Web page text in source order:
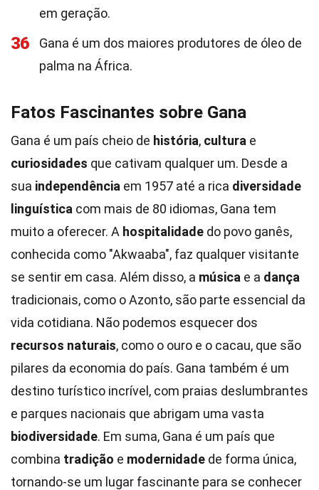
em geração.
36
Gana é um dos maiores produtores de óleo de
palma na África.
Fatos Fascinantes sobre Gana
Gana é um país cheio de história, cultura e
curiosidades que cativam qualquer um. Desde a
sua independência em 1957 até a rica diversidade
linguística com mais de 80 idiomas, Gana tem
muito a oferecer. A hospitalidade do povo ganês,
conhecida como "Akwaaba", faz qualquer visitante
se sentir em casa. Além disso, a música e a dança
tradicionais, como o Azonto, são parte essencial da
vida cotidiana. Não podemos esquecer dos
recursos naturais, como o ouro e o cacau, que são
pilares da economia do país. Gana também é um
destino turístico incrível, com praias deslumbrantes
e parques nacionais que abrigam uma vasta
biodiversidade. Em suma, Gana é um país que
combina tradição e modernidade de forma única,
tornando-se um lugar fascinante para se conhecer